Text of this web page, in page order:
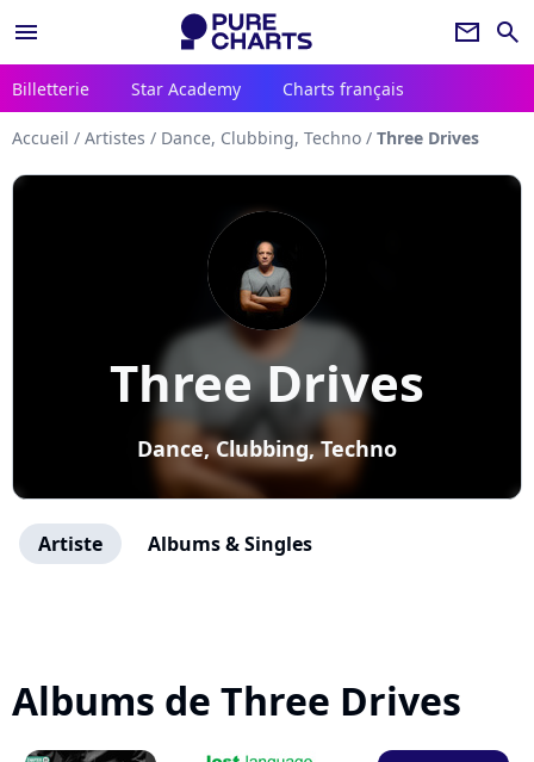
menu newsletter search
Billetterie Star Academy Charts français
Accueil / Artistes / Dance, Clubbing, Techno / Three Drives
Three Drives
Dance, Clubbing, Techno
Artiste Albums & Singles
Albums de Three Drives